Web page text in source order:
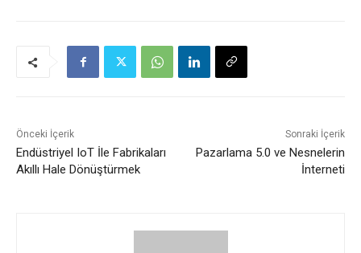
Önceki İçerik
Endüstriyel IoT İle Fabrikaları
Akıllı Hale Dönüştürmek
Sonraki İçerik
Pazarlama 5.0 ve Nesnelerin
İnterneti